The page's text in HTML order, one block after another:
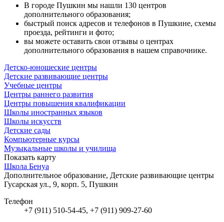
В городе Пушкин мы нашли 130 центров
дополнительного образования;
быстрый поиск адресов и телефонов в Пушкине, схемы
проезда, рейтинги и фото;
вы можете оставить свои отзывы о центрах
дополнительного образования в нашем справочнике.
Детско-юношеские центры
Детские развивающие центры
Учебные центры
Центры раннего развития
Центры повышения квалификации
Школы иностранных языков
Школы искусств
Детские сады
Компьютерные курсы
Музыкальные школы и училища
Показать карту
Школа Бенуа
Дополнительное образование, Детские развивающие центры
Гусарская ул., 9, корп. 5, Пушкин
Телефон
+7 (911) 510-54-45, +7 (911) 909-27-60